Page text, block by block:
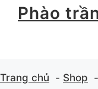
Phào
Trang chủ Shop